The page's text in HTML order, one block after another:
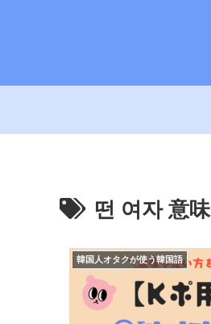
떤 여자 意味
韓国人オタクが使う韓国語